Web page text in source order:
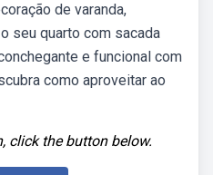
de varanda,
seu quarto com sacada
e funcional com
como aproveitar ao
click the button below.